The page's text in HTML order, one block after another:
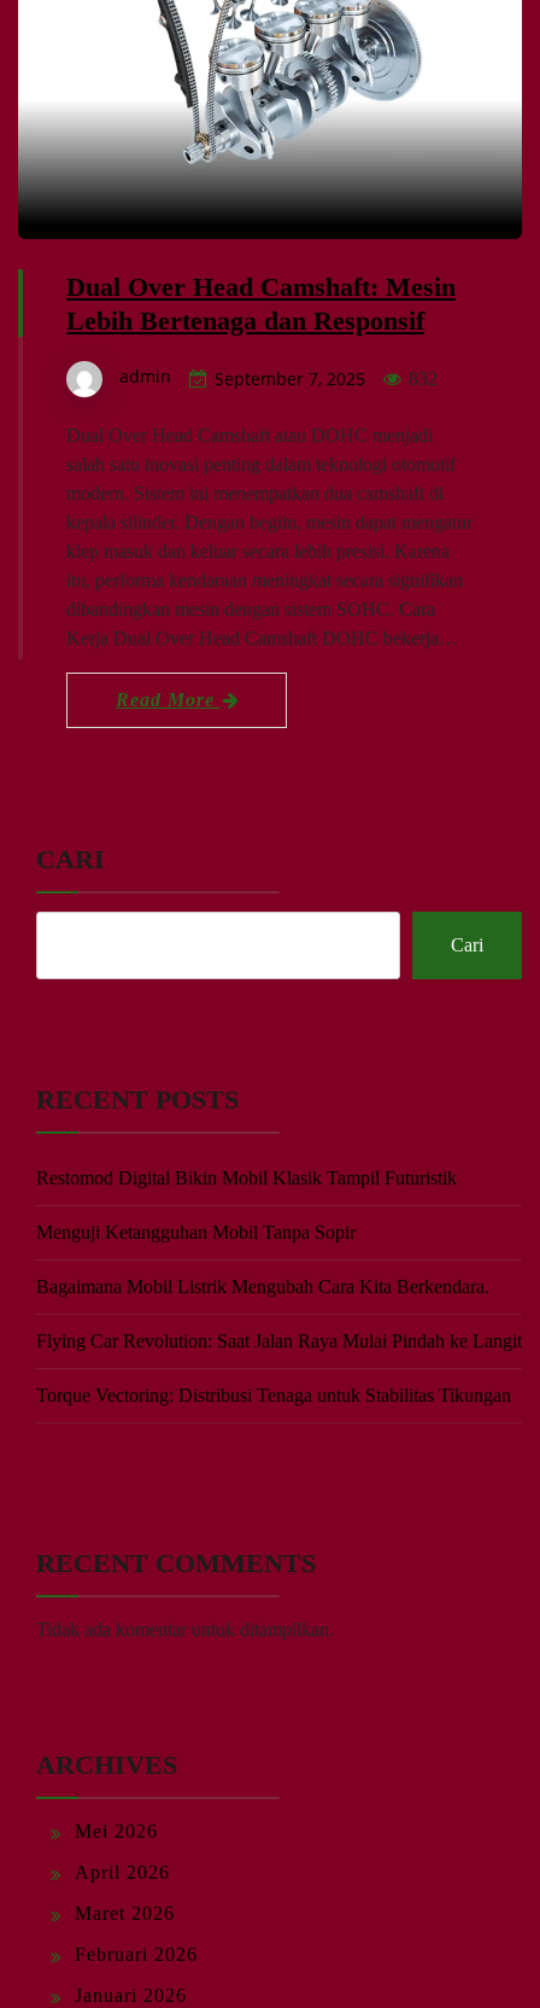
Dual Over Head Camshaft: Mesin
Lebih Bertenaga dan Responsif
admin September 7, 2025 832
Dual Over Head Camshaft atau DOHC menjadi
salah satu inovasi penting dalam teknologi otomotif
modern. Sistem ini menempatkan dua camshaft di
kepala silinder. Dengan begitu, mesin dapat mengatur
klep masuk dan keluar secara lebih presisi. Karena
itu, performa kendaraan meningkat secara signifikan
dibandingkan mesin dengan sistem SOHC. Cara
Kerja Dual Over Head Camshaft DOHC bekerja…
Read More
CARI
Cari
RECENT POSTS
Restomod Digital Bikin Mobil Klasik Tampil Futuristik
Menguji Ketangguhan Mobil Tanpa Sopir
Bagaimana Mobil Listrik Mengubah Cara Kita Berkendara.
Flying Car Revolution: Saat Jalan Raya Mulai Pindah ke Langit
Torque Vectoring: Distribusi Tenaga untuk Stabilitas Tikungan
RECENT COMMENTS
Tidak ada komentar untuk ditampilkan.
ARCHIVES
Mei 2026
April 2026
Maret 2026
Februari 2026
Januari 2026